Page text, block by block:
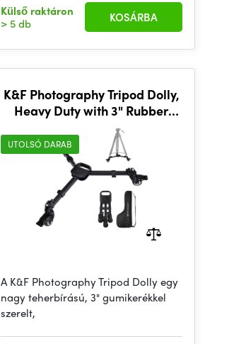
Külső raktáron
> 5 db
KOSÁRBA
K&F Photography Tripod Dolly,
Heavy Duty with 3" Rubber
Wheels 22 kg Capacity Tripod
Wheels.
UTOLSÓ DARAB
A K&F Photography Tripod Dolly egy
nagy teherbírású, 3" gumikerékkel
szerelt,